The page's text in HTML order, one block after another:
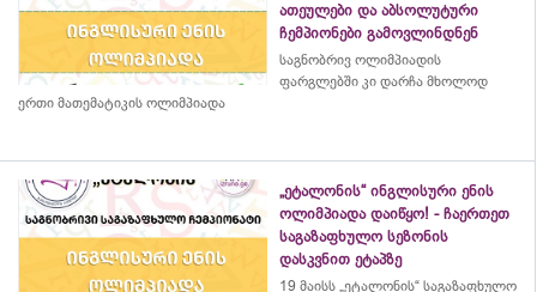
ათეულები და აბსოლუტური
ჩემპიონები გამოვლინდნენ
საგნობრივ ოლიმპიადის
ფარგლებში კი დარჩა მხოლოდ
ერთი მათემატიკის ოლიმპიადა
„ეტალონის“ ინგლისური ენის
ოლიმპიადა დაიწყო! - ჩაერთეთ
საგაზაფხულო სეზონის
დასკვნით ეტაპზე
19 მაისს „ეტალონის“ საგაზაფხულო